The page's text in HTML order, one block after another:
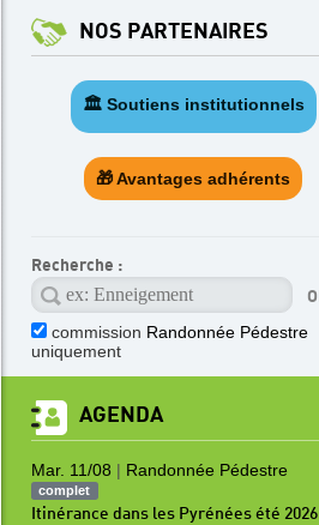
NOS PARTENAIRES
🏛️ Soutiens institutionnels
🎁 Avantages adhérents
Recherche :
commission Randonnée Pédestre
uniquement
AGENDA
Mar. 11/08 | Randonnée Pédestre
complet
Itinérance dans les Pyrénées été 2026